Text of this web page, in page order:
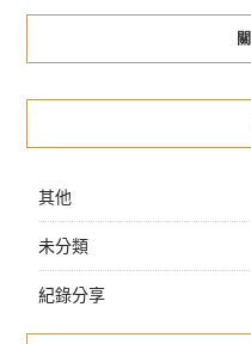
其他
未分類
紀錄分享